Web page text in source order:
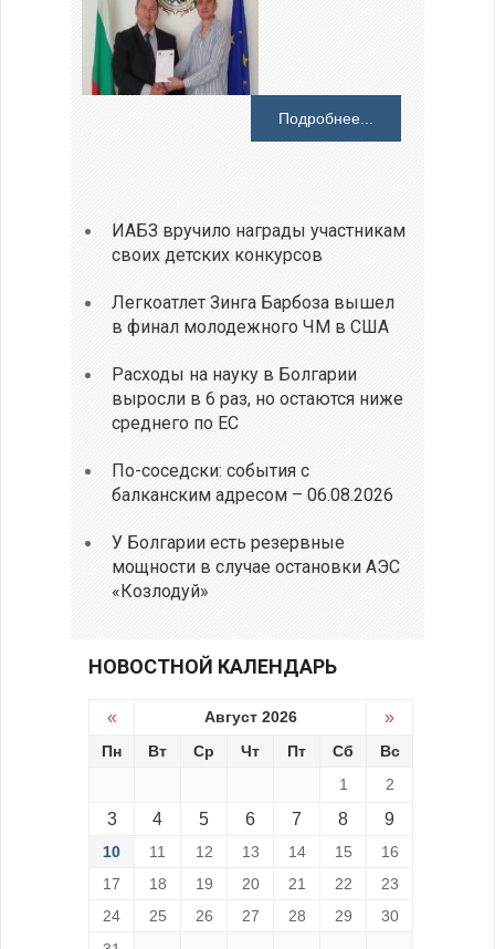
Подробнее...
ИАБЗ вручило награды участникам
своих детских конкурсов
Легкоатлет Зинга Барбоза вышел
в финал молодежного ЧМ в США
Расходы на науку в Болгарии
выросли в 6 раз, но остаются ниже
среднего по ЕС
По-соседски: события с
балканским адресом – 06.08.2026
У Болгарии есть резервные
мощности в случае остановки АЭС
«Козлодуй»
НОВОСТНОЙ КАЛЕНДАРЬ
« Август 2026 »
Пн Вт Ср Чт Пт Сб
Вс
1
2
3 4 5 6 7 8 9
10 11 12 13 14 15
16
17
18 19 20 21 22
23
24
25 26 27 28 29
30